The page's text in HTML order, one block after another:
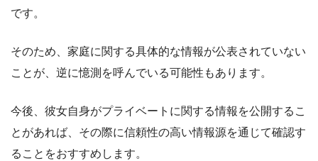
です。
そのため、家庭に関する具体的な情報が公表されていない
ことが、逆に憶測を呼んでいる可能性もあります。
今後、彼女自身がプライベートに関する情報を公開するこ
とがあれば、その際に信頼性の高い情報源を通じて確認す
ることをおすすめします。